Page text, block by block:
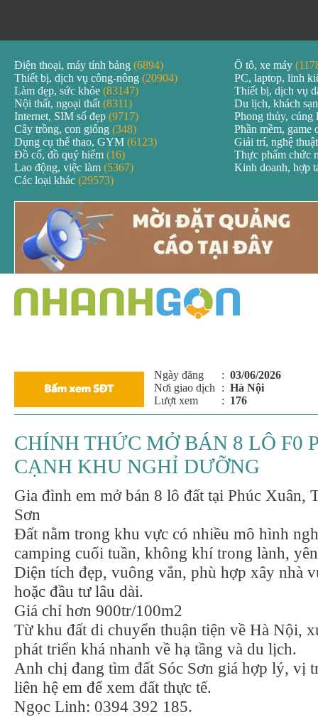
Điện thoại, máy tính bảng (6894) Ô tô, xe máy
Thiết bị, dịch vụ công-nông (20904)
PC, laptop, linh
Làm đẹp, sức khỏe (83147)
Thiết bị, dịch vụ
Nội thất, ngoại thất (8311)
Du lịch, khách
Internet, SIM số đẹp (9717)
Phong thủy, cúng
Cây trồng, con giống (348)
Phần mềm, game
Dụng cụ thể thao, GYM (6123)
Giải trí, nghệ
Đồ cổ, đồ quý hiếm (16)
Thực phẩm chức
Lao động, việc làm (5367)
Kinh doanh, hợp
Các loại khác (29573)
Ngày đăng : 03/06/2026
Nơi giao dịch : Hà Nội
Lượt xem
: 176
CHÍNH THỨC MỞ BÁN 8 LÔ F0
CẠNH KHU NGHỈ DƯỠNG
Gia đình em mở bán 8 lô đất tại Phúc Xuân,
Sơn
Đất nằm trong khu vực có nhiều mô hình
camping cuối tuần, không khí trong lành,
Diện tích đẹp, vuông vắn, phù hợp xây nhà
hoặc đầu tư lâu dài.
Giá chỉ hơn 900tr/100m2
Từ khu đất di chuyển thuận tiện về Hà Nội,
phát triển khá nhanh về hạ tầng và du lịch.
Anh chị đang tìm đất Sóc Sơn giá hợp lý, vị
liên hệ em để xem đất thực tế.
Ngọc Linh: 0394 392 185.